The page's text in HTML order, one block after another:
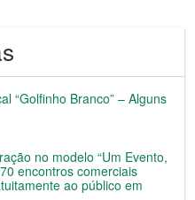
“Golfinho Branco” – Alguns
no modelo “Um Evento,
encontros comerciais
ao público em